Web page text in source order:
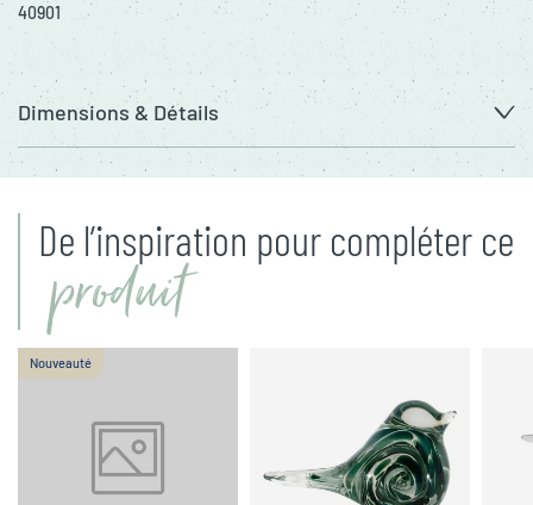
40901
Dimensions & Détails
De l’inspiration pour compléter ce
produit
Nouveauté